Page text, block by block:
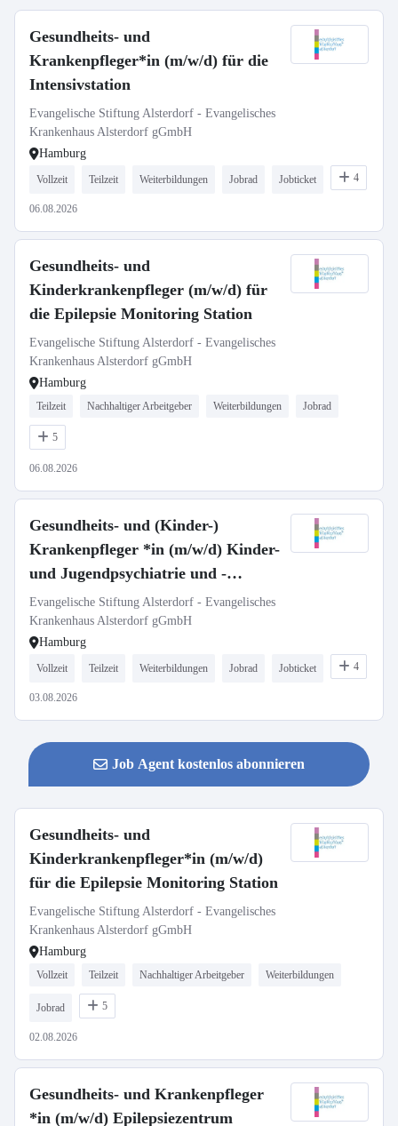
Gesundheits- und
Krankenpfleger*in (m/w/d) für die
Intensivstation
Evangelische Stiftung Alsterdorf - Evangelisches
Krankenhaus Alsterdorf gGmbH
Hamburg
Vollzeit Teilzeit Weiterbildungen Jobrad Jobticket 4
06.08.2026
Gesundheits- und
Kinderkrankenpfleger (m/w/d) für
die Epilepsie Monitoring Station
Evangelische Stiftung Alsterdorf - Evangelisches
Krankenhaus Alsterdorf gGmbH
Hamburg
Teilzeit Nachhaltiger Arbeitgeber Weiterbildungen Jobrad
5
06.08.2026
Gesundheits- und (Kinder-)
Krankenpfleger *in (m/w/d) Kinder-
und Jugendpsychiatrie und -
psychotherapie
Evangelische Stiftung Alsterdorf - Evangelisches
Krankenhaus Alsterdorf gGmbH
Hamburg
Vollzeit Teilzeit Weiterbildungen Jobrad Jobticket 4
03.08.2026
Job Agent kostenlos abonnieren
Gesundheits- und
Kinderkrankenpfleger*in (m/w/d)
für die Epilepsie Monitoring Station
Evangelische Stiftung Alsterdorf - Evangelisches
Krankenhaus Alsterdorf gGmbH
Hamburg
Vollzeit Teilzeit Nachhaltiger Arbeitgeber Weiterbildungen
Jobrad 5
02.08.2026
Gesundheits- und Krankenpfleger
*in (m/w/d) Epilepsiezentrum